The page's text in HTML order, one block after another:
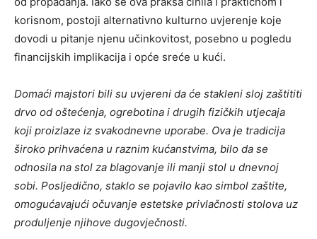
korisnom, postoji alternativno kulturno uvjerenje koje
dovodi u pitanje njenu učinkovitost, posebno u pogledu
financijskih implikacija i opće sreće u kući.
Domaći majstori bili su uvjereni da će stakleni sloj zaštititi
drvo od oštećenja, ogrebotina i drugih fizičkih utjecaja
koji proizlaze iz svakodnevne uporabe. Ova je tradicija
široko prihvaćena u raznim kućanstvima, bilo da se
odnosila na stol za blagovanje ili manji stol u dnevnoj
sobi. Posljedično, staklo se pojavilo kao simbol zaštite,
omogućavajući očuvanje estetske privlačnosti stolova uz
produljenje njihove dugovječnosti.